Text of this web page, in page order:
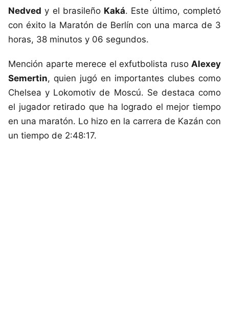
Nedved y el brasileño Kaká. Este último, completó
con éxito la Maratón de Berlín con una marca de 3
horas, 38 minutos y 06 segundos.
Mención aparte merece el exfutbolista ruso Alexey
Semertin, quien jugó en importantes clubes como
Chelsea y Lokomotiv de Moscú. Se destaca como
el jugador retirado que ha logrado el mejor tiempo
en una maratón. Lo hizo en la carrera de Kazán con
un tiempo de 2:48:17.